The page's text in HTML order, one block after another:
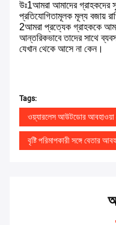
উঃ1আমরা আমাদের গ্রাহকদের
প্রতিযোগিতামূলক মূল্য বজায়
2আমরা প্রত্যেক গ্রাহককে
আন্তরিকভাবে তাদের সাথে
যেখান থেকে আসে না কেন।
Tags:
ওয়্যারলেস আউটডোর আবহাওয়া
বৃষ্টি পরিমাপকারী সঙ্গে বেতার